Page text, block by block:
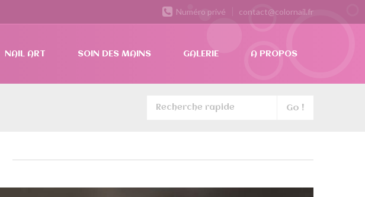
Numéro privé contact@colornail.fr
NAIL ART SOIN DES MAINS GALERIE A PROPOS